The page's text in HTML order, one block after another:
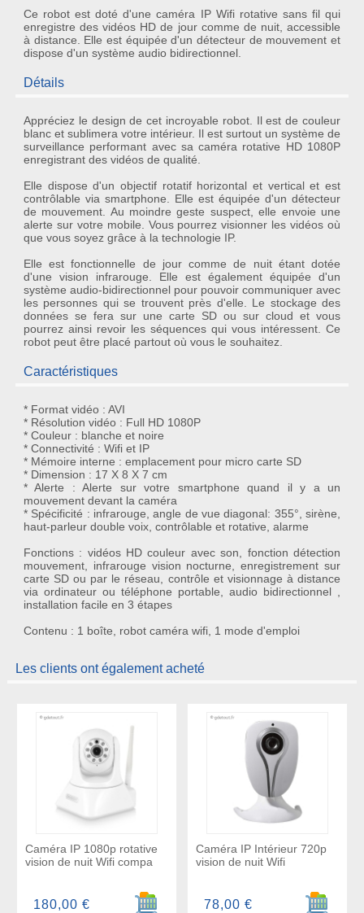
Ce robot est doté d'une caméra IP Wifi rotative sans fil qui
enregistre des vidéos HD de jour comme de nuit, accessible
à distance. Elle est équipée d'un détecteur de mouvement et
dispose d'un système audio bidirectionnel.
Détails
Appréciez le design de cet incroyable robot. Il est de couleur
blanc et sublimera votre intérieur. Il est surtout un système de
surveillance performant avec sa caméra rotative HD 1080P
enregistrant des vidéos de qualité.
Elle dispose d'un objectif rotatif horizontal et vertical et est
contrôlable via smartphone. Elle est équipée d'un détecteur
de mouvement. Au moindre geste suspect, elle envoie une
alerte sur votre mobile. Vous pourrez visionner les vidéos où
que vous soyez grâce à la technologie IP.
Elle est fonctionnelle de jour comme de nuit étant dotée
d'une vision infrarouge. Elle est également équipée d'un
système audio-bidirectionnel pour pouvoir communiquer avec
les personnes qui se trouvent près d'elle. Le stockage des
données se fera sur une carte SD ou sur cloud et vous
pourrez ainsi revoir les séquences qui vous intéressent. Ce
robot peut être placé partout où vous le souhaitez.
Caractéristiques
* Format vidéo : AVI
* Résolution vidéo : Full HD 1080P
* Couleur : blanche et noire
* Connectivité : Wifi et IP
* Mémoire interne : emplacement pour micro carte SD
* Dimension : 17 X 8 X 7 cm
* Alerte : Alerte sur votre smartphone quand il y a un
mouvement devant la caméra
* Spécificité : infrarouge, angle de vue diagonal: 355°, sirène,
haut-parleur double voix, contrôlable et rotative, alarme
Fonctions : vidéos HD couleur avec son, fonction détection
mouvement, infrarouge vision nocturne, enregistrement sur
carte SD ou par le réseau, contrôle et visionnage à distance
via ordinateur ou téléphone portable, audio bidirectionnel ,
installation facile en 3 étapes
Contenu : 1 boîte, robot caméra wifi, 1 mode d'emploi
Les clients ont également acheté
Caméra IP 1080p rotative
vision de nuit Wifi compa
Ajouter au panier
180,00 €
Caméra IP Intérieur 720p
vision de nuit Wifi
Ajouter
78,00 €